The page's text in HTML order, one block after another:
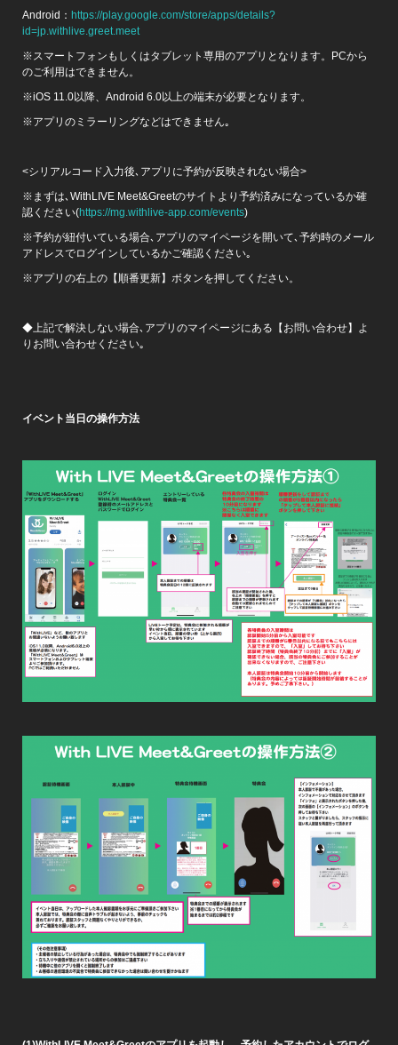
Android： https://play.google.com/store/apps/details?
id=jp.withlive.greet.meet
※スマートフォンもしくはタブレット専用のアプリとなります。PCから
のご利用はできません。
※iOS 11.0以降、Android 6.0以上の端末が必要となります。
※アプリのミラーリングなどはできません｡
<シリアルコード入力後､アプリに予約が反映されない場合>
※まずは､WithLIVE Meet&Greetのサイトより予約済みになっているか確
認ください(https://mg.withlive-app.com/events)
※予約が紐付いている場合､アプリのマイページを開いて､予約時のメール
アドレスでログインしているかご確認ください｡
※アプリの右上の【順番更新】ボタンを押してください。
◆上記で解決しない場合､アプリのマイページにある【お問い合わせ】よ
りお問い合わせください｡
イベント当日の操作方法